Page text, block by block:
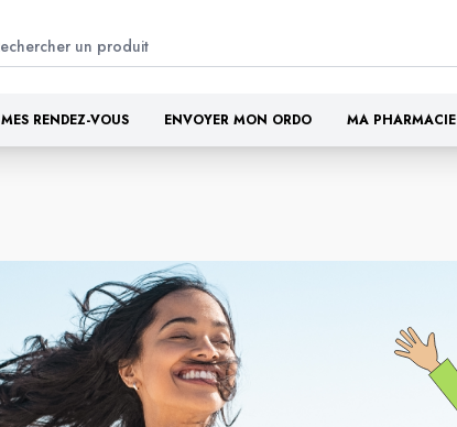
MES RENDEZ-VOUS ENVOYER MON ORDO MA PHARMACIE